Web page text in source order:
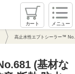
カート メニュー
高止水性エプトシーラー™
(基材な